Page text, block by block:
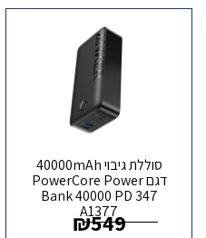
סוללת גיבוי 40000mAh
דגם PowerCore Power
Bank 40000 PD 347
A1377
₪549